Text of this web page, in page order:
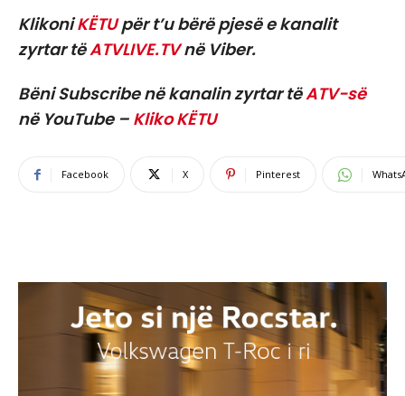
KlikoniKËTUpër t’u bërë pjesë e kanalit
zyrtar tëATVLIVE.TVnë Viber.
Bëni Subscribe në kanalin zyrtar tëATV-së
në YouTube – Kliko KËTU
Facebook X Pinterest